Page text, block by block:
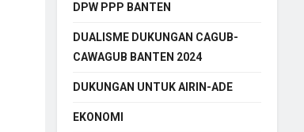
DPW PPP BANTEN
DUALISME DUKUNGAN CAGUB-
CAWAGUB BANTEN 2024
DUKUNGAN UNTUK AIRIN-ADE
EKONOMI